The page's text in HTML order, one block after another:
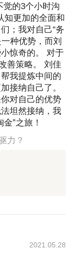
觉的3个小时沟
知更加的全面和
；我对自己“务
种优势，而刘
惊奇的。 对于
善策略。 刘佳
我提炼中间的
接纳自己了。
对自己的优势
坦然接纳，我
”之旅！
力？
2021.05.28